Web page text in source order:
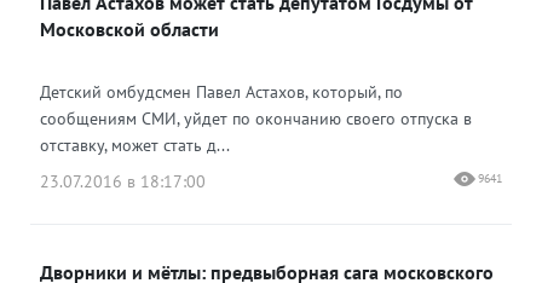
Одноклассники
Московской области
Детский омбудсмен Павел Астахов, который, по
сообщениям СМИ, уйдет по окончанию своего отпуска в
отставку, может стать д...
23.07.2016 в 18:17:00
9641
Дворники и мётлы: предвыборная сага московского